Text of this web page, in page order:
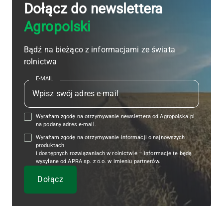
Dołącz do newslettera
Agropolski
Bądź na bieżąco z informacjami ze świata
rolnictwa
E-MAIL
Wyrażam zgodę na otrzymywanie newslettera od Agropolska.pl
na podany adres e-mail.
Wyrażam zgodę na otrzymywanie informacji o najnowszych
produktach
i dostępnych rozwiązaniach w rolnictwie – informacje te będą
wysyłane od APRA sp. z o.o. w imieniu partnerów.